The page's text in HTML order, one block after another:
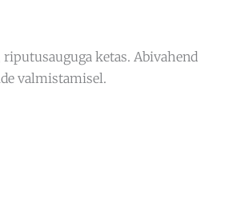
ketas. Abivahend
valmistamisel.